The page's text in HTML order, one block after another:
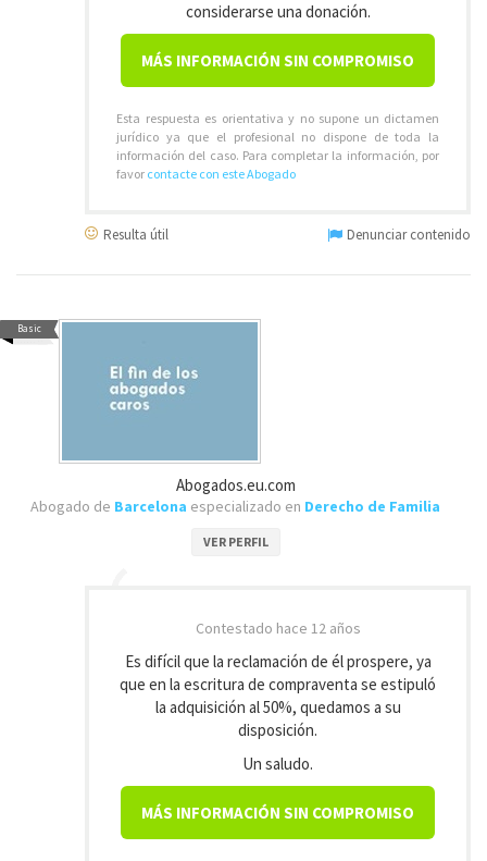
considerarse una donación.
MÁS INFORMACIÓN SIN COMPROMISO
Esta respuesta es orientativa y no supone un dictamen
jurídico ya que el profesional no dispone de toda la
información del caso. Para completar la información, por
favor contacte con este Abogado
Resulta útil Denunciar contenido
Basic
Abogados.eu.com
Abogado de Barcelona especializado en Derecho de Familia
VER PERFIL
Contestado hace 12 años
Es difícil que la reclamación de él prospere, ya
que en la escritura de compraventa se estipuló
la adquisición al 50%, quedamos a su
disposición.
Un saludo.
MÁS INFORMACIÓN SIN COMPROMISO